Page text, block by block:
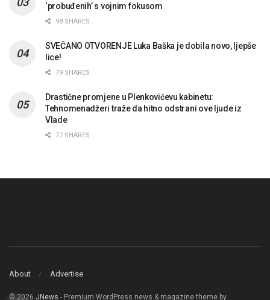
‘probuđenih’ s vojnim fokusom
98 SHARES
SVEČANO OTVORENJE Luka Baška je dobila novo, ljepše
lice!
79 SHARES
Drastične promjene u Plenkovićevu kabinetu:
Tehnomenadžeri traže da hitno odstrani ove ljude iz
Vlade
77 SHARES
About Advertise
© 2026 JNews - Premium WordPress news & magazine theme by